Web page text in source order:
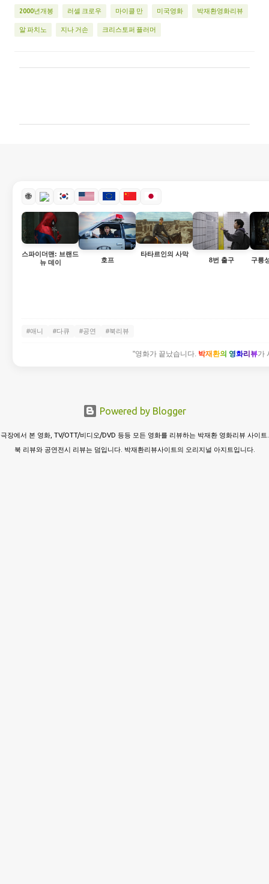
2000년개봉 러셀 크로우 마이클 만 미국영화 박재환영화리뷰
알 파치노 지나 거손 크리스토퍼 플러머
🌐
스파이더맨: 브랜드
뉴 데이
호프
타타르인의 사막
8번 출구
구룡
#애니 #다큐 #공연 #북리뷰
"영화가 끝났습니다. 박재환의 영화리뷰가
Powered by Blogger
극장에서 본 영화, TV/OTT/비디오/DVD 등등 모든 영화를 리뷰하는 박재환 영화리뷰 사이트.
북 리뷰와 공연전시 리뷰는 덤입니다. 박재환리뷰사이트의 오리지널 아지트입니다.